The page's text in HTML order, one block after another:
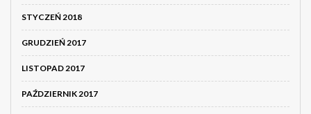
STYCZEŃ 2018
GRUDZIEŃ 2017
LISTOPAD 2017
PAŹDZIERNIK 2017